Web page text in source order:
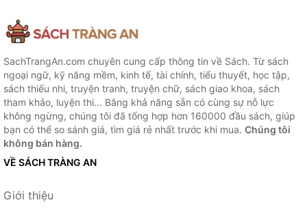
SachTrangAn.com chuyên cung cấp thông tin về Sách. Từ sách
ngoại ngữ, kỹ năng mềm, kinh tế, tài chính, tiểu thuyết, học tập,
sách thiếu nhi, truyện tranh, truyện chữ, sách giao khoa, sách
tham khảo, luyện thi... Bằng khả năng sẵn có cùng sự nỗ lực
không ngừng, chúng tôi đã tổng hợp hơn 160000 đầu sách, giúp
bạn có thể so sánh giá, tìm giá rẻ nhất trước khi mua. Chúng tôi
không bán hàng.
VỀ SÁCH TRÀNG AN
Giới thiệu